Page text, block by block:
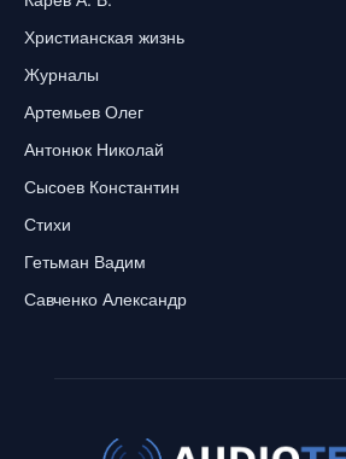
Христианская жизнь
Журналы
Артемьев Олег
Антонюк Николай
Сысоев Константин
Стихи
Гетьман Вадим
Савченко Александр